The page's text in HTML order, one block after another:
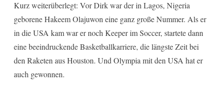
Kurz weiterüberlegt: Vor Dirk war der in Lagos, Nigeria
geborene Hakeem Olajuwon eine ganz große Nummer. Als er
in die USA kam war er noch Keeper im Soccer, startete dann
eine beeindruckende Basketballkarriere, die längste Zeit bei
den Raketen aus Houston. Und Olympia mit den USA hat er
auch gewonnen.